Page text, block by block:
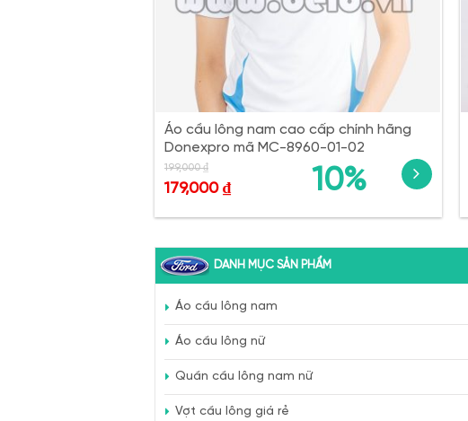
Áo cầu lông nam cao cấp chính hãng
Donexpro mã MC-8960-01-02
10%
199,000₫
179,000 ₫
DANH MỤC SẢN PHẨM
Áo cầu lông nam
Áo cầu lông nữ
Quần cầu lông nam nữ
Vợt cầu lông giá rẻ